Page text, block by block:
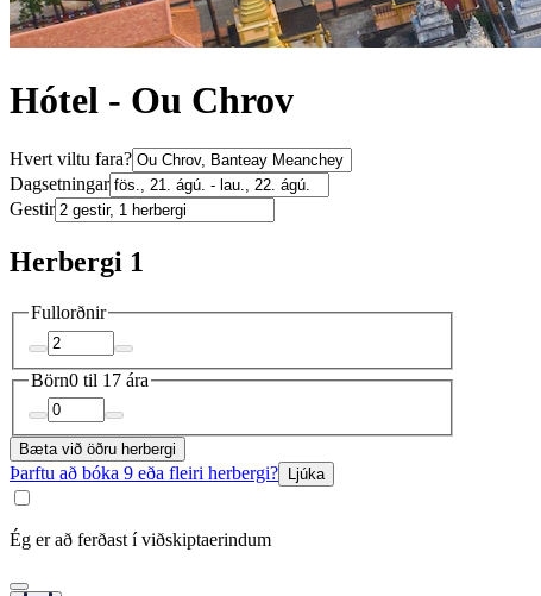
Hótel - Ou Chrov
Hvert viltu fara?
Dagsetningar
Gestir
Herbergi 1
Fullorðnir
Börn0 til 17 ára
Bæta við öðru herbergi
Þarftu að bóka 9 eða fleiri herbergi? Ljúka
Ég er að ferðast í viðskiptaerindum